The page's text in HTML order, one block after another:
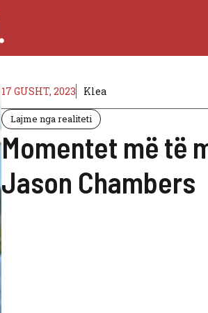
17 GUSHT, 2023 Klea
Lajme nga realiteti
Momentet më të
Jason Chambers